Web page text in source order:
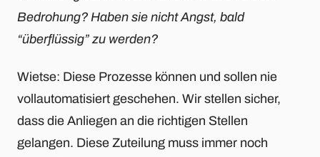
Bedrohung? Haben sie nicht Angst, bald
“überflüssig” zu werden?
Wietse: Diese Prozesse können und sollen nie
vollautomatisiert geschehen. Wir stellen sicher,
dass die Anliegen an die richtigen Stellen
gelangen. Diese Zuteilung muss immer noch